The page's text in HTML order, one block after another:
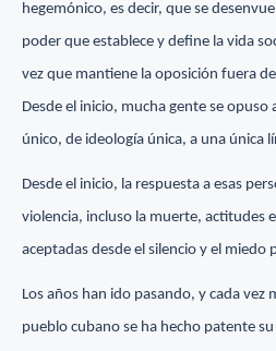
hegemónico, es decir, que se
poder que establece y define la vida
vez que mantiene la oposición fuera
Desde el inicio, mucha gente se
único, de ideología única, a una única
Desde el inicio, la respuesta a esas
violencia, incluso la muerte, actitudes
aceptadas desde el silencio y el miedo
Los años han ido pasando, y cada vez
pueblo cubano se ha hecho patente